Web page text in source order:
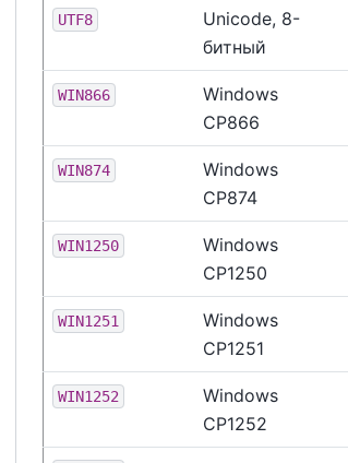
UTF8
Unicode, 8-
битный
WIN866
Windows
CP866
WIN874
Windows
CP874
WIN1250
Windows
CP1250
WIN1251
Windows
CP1251
WIN1252
Windows
CP1252